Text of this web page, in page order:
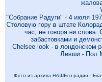
"Собрание Радуги" - 4 июля
Столовую гору в штате
час, не говоря ни
забастовками и
Chelsee look - в лондонском
Левши - Пол
Фото из архива НАШЕго радио -